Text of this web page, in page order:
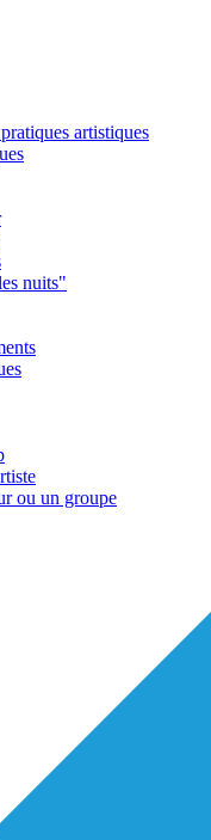
artistiques
nuits"
ou un groupe